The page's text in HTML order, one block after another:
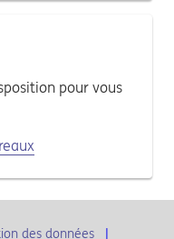
pour vous
des données